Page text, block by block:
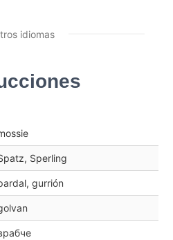
idiomas
Sperling
gurrión